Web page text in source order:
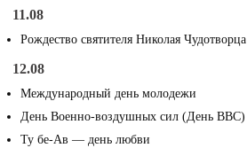
11.08
Рождество святителя Николая Чудотворца
12.08
Международный день молодежи
День Военно-воздушных сил (День ВВС)
Ту бе-Ав — день любви